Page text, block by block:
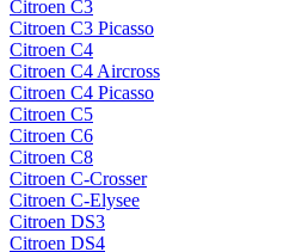
Citroen C3
Citroen C3 Picasso
Citroen C4
Citroen C4 Aircross
Citroen C4 Picasso
Citroen C5
Citroen C6
Citroen C8
Citroen C-Crosser
Citroen C-Elysee
Citroen DS3
Citroen DS4